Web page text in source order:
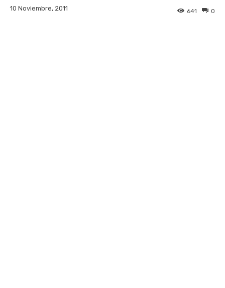
10 Noviembre, 2011 0
641